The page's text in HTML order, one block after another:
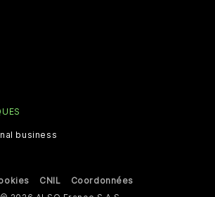
business
CNIL
Coordonnées